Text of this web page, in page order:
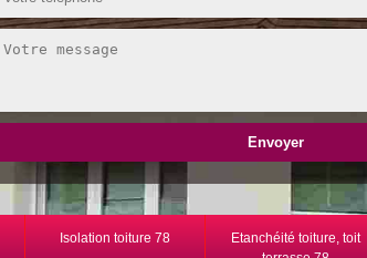
Isolation toiture 78
Etanchéité toiture, toit